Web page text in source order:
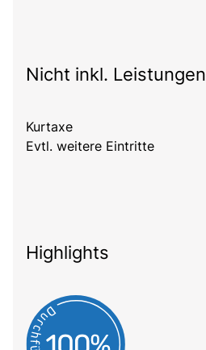
Nicht inkl. Leistungen
Kurtaxe
Evtl. weitere Eintritte
Highlights